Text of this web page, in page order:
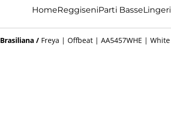
HomeReggiseniParti Basse
Brasiliana / Freya | Offbeat | AA5457WHE | White